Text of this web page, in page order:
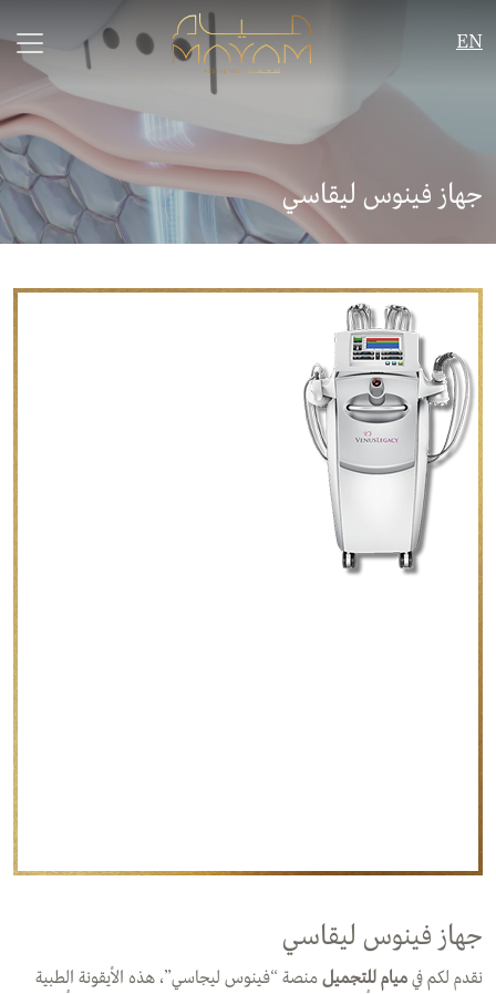
EN
جهاز فينوس ليقاسي
جهاز فينوس ليقاسي
نقدم لكم فيميام للتجميلمنصة “فينوس ليجاسي”، هذه الأيقونة الطبية